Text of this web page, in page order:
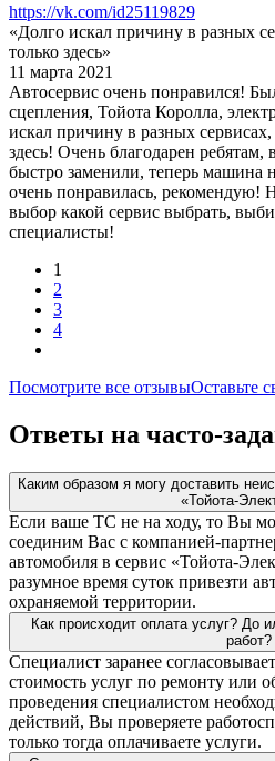
https://vk.com/id25119829
«Долго искал причину в разных
только здесь»
11 марта 2021
Автосервис очень понравился!
сцепления, Тойота Королла,
искал причину в разных
здесь! Очень благодарен ребятам,
быстро заменили, теперь машина
очень понравилась, рекомендую!
выбор какой сервис выбрать,
специалисты!
1
2
3
4
Посмотрите все отзывыОставьте
Ответы на часто-
Каким образом я могу доставить
«Тойота-
Если ваше ТС не на ходу, то Вы
соединим Вас с компанией-
автомобиля в сервис «Тойота-
разумное время суток привезти
охраняемой территории.
Как происходит оплата услуг? До
работ?
Специалист заранее
стоимость услуг по ремонту или
проведения специалистом
действий, Вы проверяете
только тогда оплачиваете услуги.